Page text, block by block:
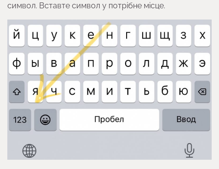
символ. Вставте символ у потрібне місце.